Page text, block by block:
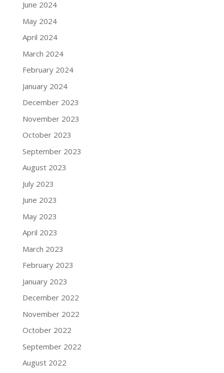
June 2024
May 2024
April 2024
March 2024
February 2024
January 2024
December 2023
November 2023
October 2023
September 2023
August 2023
July 2023
June 2023
May 2023
April 2023
March 2023
February 2023
January 2023
December 2022
November 2022
October 2022
September 2022
August 2022